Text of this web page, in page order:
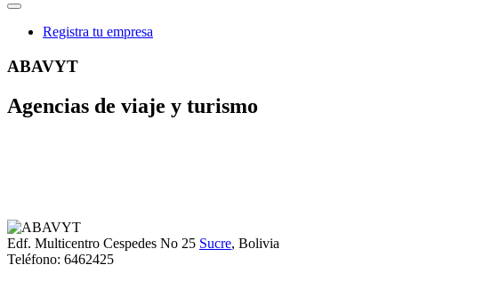
Registra tu empresa
ABAVYT
Agencias de viaje y turismo
Edf. Multicentro Cespedes No 25 Sucre, Bolivia
Teléfono: 6462425